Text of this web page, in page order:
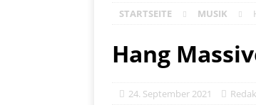
STARTSEITE MUSIK
Hang
24. September 2021